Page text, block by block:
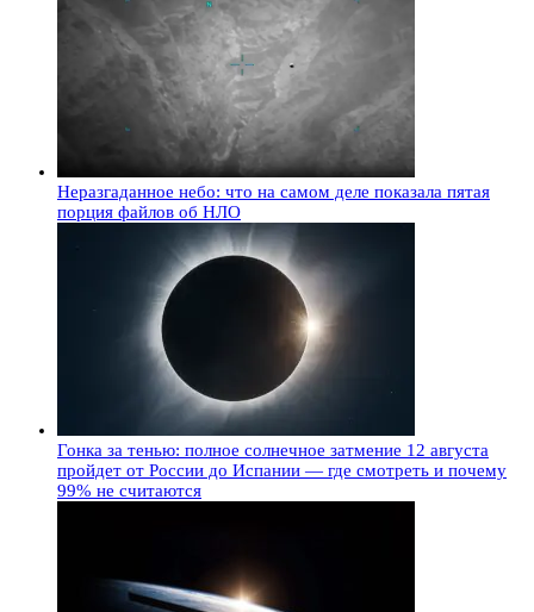
Неразгаданное небо: что на самом деле показала пятая
порция файлов об НЛО
Гонка за тенью: полное солнечное затмение 12 августа
пройдет от России до Испании — где смотреть и почему
99% не считаются